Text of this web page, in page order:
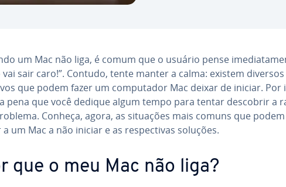
um Mac não liga, é comum que o usuário pense
vai sair caro!”. Contudo, tente manter a calma: existem diversos
que podem fazer um com­pu­ta­dor Mac deixar de iniciar. Por
pena que você dedique algum tempo para tentar descobrir a
Conheça, agora, as situações mais comuns que podem
a um Mac a não iniciar e as res­pec­ti­vas soluções.
que o meu Mac não liga?